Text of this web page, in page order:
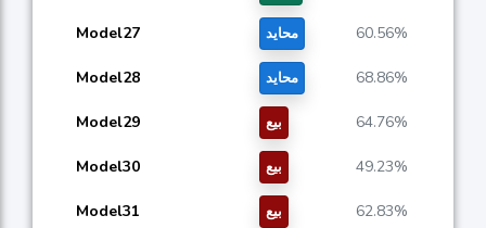
Model27 محايد 60.56%
Model28 محايد 68.86%
Model29 بيع 64.76%
Model30 بيع 49.23%
Model31 بيع 62.83%